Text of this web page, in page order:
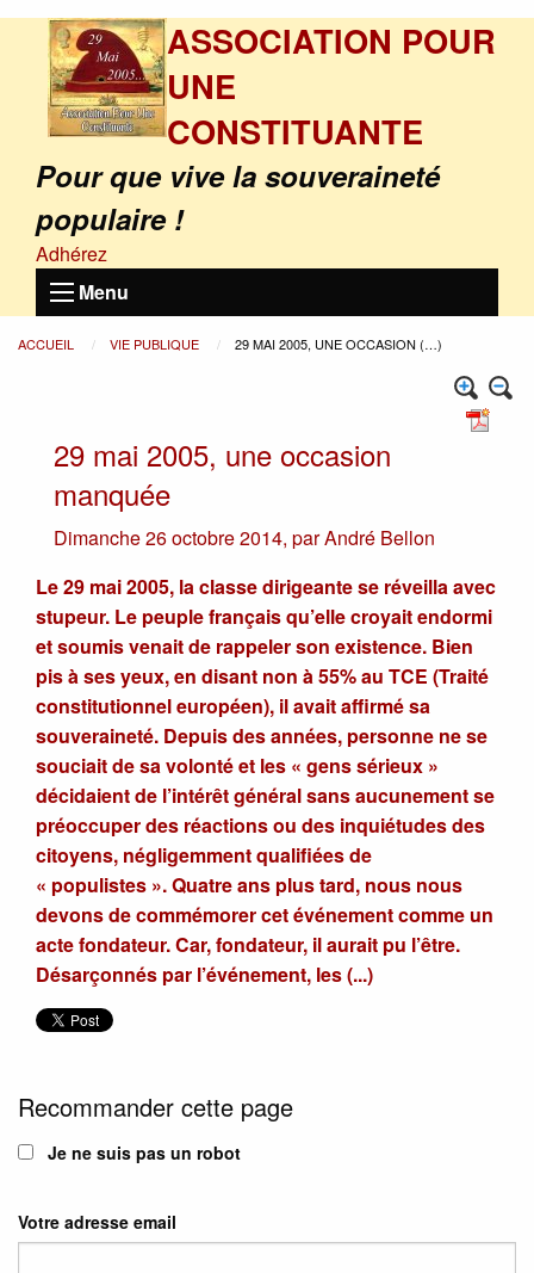
ASSOCIATION POUR
UNE
CONSTITUANTE
Pour que vive la souveraineté
populaire !
Adhérez
Menu
ACCUEIL VIE PUBLIQUE 29 MAI 2005, UNE OCCASION (…)
29 mai 2005, une occasion
manquée
Dimanche 26 octobre 2014, parAndré Bellon
Le 29 mai 2005, la classe dirigeante se réveilla avec
stupeur. Le peuple français qu’elle croyait endormi
et soumis venait de rappeler son existence. Bien
pis à ses yeux, en disant non à 55% au TCE (Traité
constitutionnel européen), il avait affirmé sa
souveraineté. Depuis des années, personne ne se
souciait de sa volonté et les « gens sérieux »
décidaient de l’intérêt général sans aucunement se
préoccuper des réactions ou des inquiétudes des
citoyens, négligemment qualifiées de
« populistes ». Quatre ans plus tard, nous nous
devons de commémorer cet événement comme un
acte fondateur. Car, fondateur, il aurait pu l’être.
Désarçonnés par l’événement, les (...)
Recommander cette page
Je ne suis pas un robot
Votre adresse email